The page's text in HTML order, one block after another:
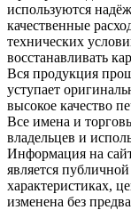
используются
качественные
технических
восстанавливать
Вся продукция
уступает
высокое качество
Все имена и
владельцев и
Информация на
является
характеристиках,
изменена без